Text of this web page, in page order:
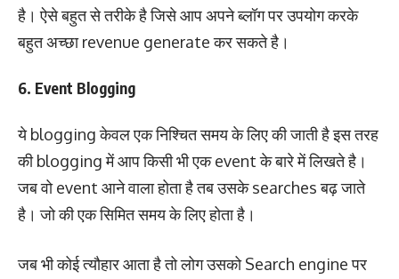
है। ऐसे बहुत से तरीके है जिसे आप अपने ब्लॉग पर उपयोग करके
बहुत अच्छा revenue generate कर सकते है।
6. Event Blogging
ये blogging केवल एक निश्चित समय के लिए की जाती है इस तरह
की blogging में आप किसी भी एक event के बारे में लिखते है।
जब वो event आने वाला होता है तब उसके searches बढ़ जाते
है। जो की एक सिमित समय के लिए होता है।
जब भी कोई त्यौहार आता है तो लोग उसको Search engine पर